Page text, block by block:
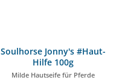
Soulhorse Jonny's #Haut-
Hilfe 100g
Milde Hautseife für Pferde